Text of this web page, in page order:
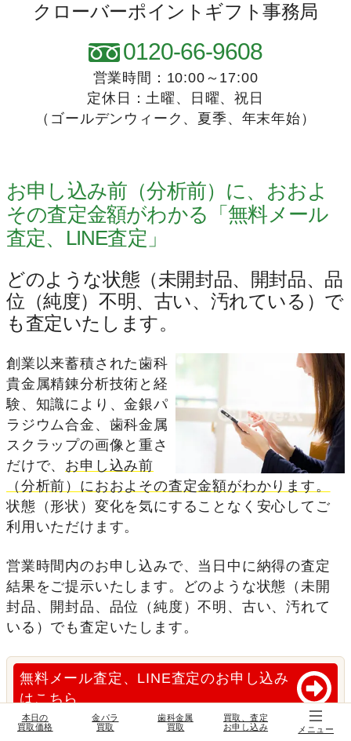
本日の
買取価格
金パラ
買取
歯科金属
買取
買取、査定
お申し込み
クローバーポイントギフト事務局
0120-66-9608
営業時間：10:00～17:00
定休日：土曜、日曜、祝日
（ゴールデンウィーク、夏季、年末年始）
お申し込み前（分析前）に、おおよ
その査定金額がわかる「無料メール
査定、LINE査定」
どのような状態（未開封品、開封品、品
位（純度）不明、古い、汚れている）で
も査定いたします。
創業以来蓄積された歯科
貴金属精錬分析技術と経
験、知識により、金銀パ
ラジウム合金、歯科金属
スクラップの画像と重さ
だけで、 お申し込み前
（分析前）におおよその査定金額がわかります。
状態（形状）変化を気にすることなく安心してご
利用いただけます。
営業時間内のお申し込みで、当日中に納得の査定
結果をご提示いたします。どのような状態（未開
封品、開封品、品位（純度）不明、古い、汚れて
いる）でも査定いたします。
無料メール査定、LINE査定のお申し込み
はこちら